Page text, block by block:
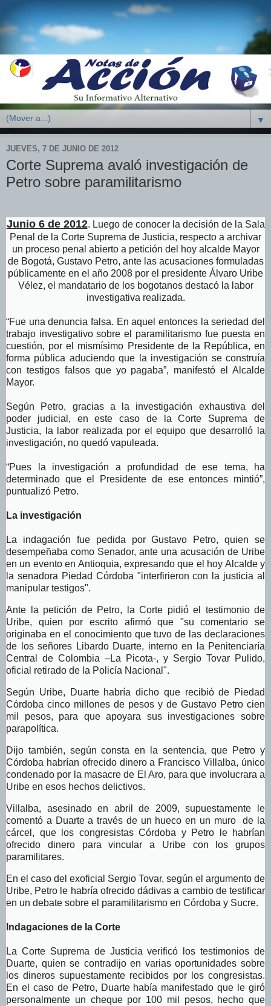
▼
JUEVES, 7 DE JUNIO DE 2012
Corte Suprema avaló investigación de
Petro sobre paramilitarismo
Junio 6 de 2012. Luego de conocer la decisión de la Sala
Penal de la Corte Suprema de Justicia, respecto a archivar
un proceso penal abierto a petición del hoy alcalde Mayor
de Bogotá, Gustavo Petro, ante las acusaciones formuladas
públicamente en el año 2008 por el presidente Álvaro Uribe
Vélez, el mandatario de los bogotanos destacó la labor
investigativa realizada.
“Fue una denuncia falsa. En aquel entonces la seriedad del
trabajo investigativo sobre el paramilitarismo fue puesta en
cuestión, por el mismísimo Presidente de la República, en
forma pública aduciendo que la investigación se construía
con testigos falsos que yo pagaba”, manifestó el Alcalde
Mayor.
Según Petro, gracias a la investigación exhaustiva del
poder judicial, en este caso de la Corte Suprema de
Justicia, la labor realizada por el equipo que desarrolló la
investigación, no quedó vapuleada.
“Pues la investigación a profundidad de ese tema, ha
determinado que el Presidente de ese entonces mintió”,
puntualizó Petro.
La investigación
La indagación fue pedida por Gustavo Petro, quien se
desempeñaba como Senador, ante una acusación de Uribe
en un evento en Antioquia, expresando que el hoy Alcalde y
la senadora Piedad Córdoba "interfirieron con la justicia al
manipular testigos".
Ante la petición de Petro, la Corte pidió el testimonio de
Uribe, quien por escrito afirmó que "su comentario se
originaba en el conocimiento que tuvo de las declaraciones
de los señores Libardo Duarte, interno en la Penitenciaría
Central de Colombia –La Picota-, y Sergio Tovar Pulido,
oficial retirado de la Policía Nacional".
Según Uribe, Duarte habría dicho que recibió de Piedad
Córdoba cinco millones de pesos y de Gustavo Petro cien
mil pesos, para que apoyara sus investigaciones sobre
parapolítica.
Dijo también, según consta en la sentencia, que Petro y
Córdoba habrían ofrecido dinero a Francisco Villalba, único
condenado por la masacre de El Aro, para que involucrara a
Uribe en esos hechos delictivos.
Villalba, asesinado en abril de 2009, supuestamente le
comentó a Duarte a través de un hueco en un muro de la
cárcel, que los congresistas Córdoba y Petro le habrían
ofrecido dinero para vincular a Uribe con los grupos
paramilitares.
En el caso del exoficial Sergio Tovar, según el argumento de
Uribe, Petro le habría ofrecido dádivas a cambio de testificar
en un debate sobre el paramilitarismo en Córdoba y Sucre.
Indagaciones de la Corte
La Corte Suprema de Justicia verificó los testimonios de
Duarte, quien se contradijo en varias oportunidades sobre
los dineros supuestamente recibidos por los congresistas.
En el caso de Petro, Duarte había manifestado que le giró
personalmente un cheque por 100 mil pesos, hecho que